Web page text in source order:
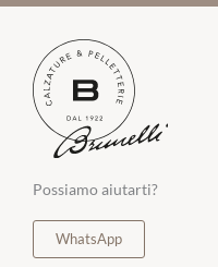
Possiamo aiutarti?
WhatsApp